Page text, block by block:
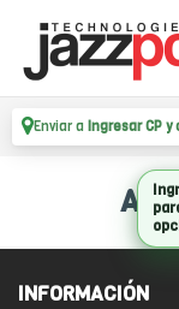
Enviar a Ingresar CP y
INFORMACIÓN